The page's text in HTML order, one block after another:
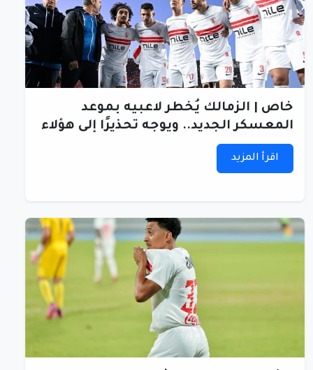
خاص | الزمالك يُخطر لاعبيه بموعد
المعسكر الجديد.. ويوجه تحذيرًا إلى هؤلاء
اقرأ المزيد